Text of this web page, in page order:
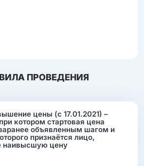
ПРОВЕДЕНИЯ
цены (с 17.01.2021) –
котором стартовая цена
объявленным шагом и
признаётся лицо,
наивысшую цену